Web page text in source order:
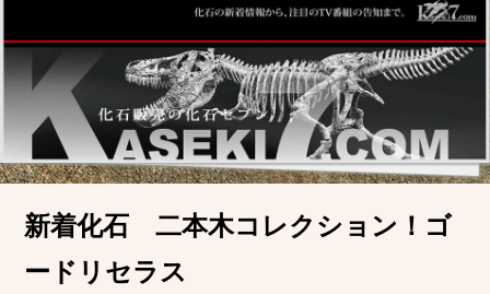
新着化石 二本木コレクション！ゴ
ードリセラス